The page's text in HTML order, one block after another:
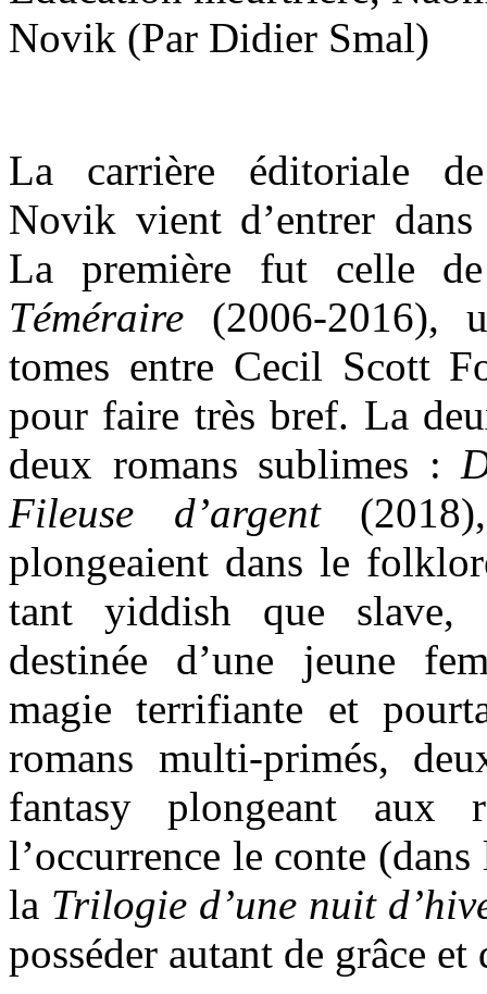
La carrière éditoriale
Novik vient d’entrer
La première fut celle
Téméraire (2006-2016),
tomes entre Cecil Scott
pour faire très bref. La
deux romans sublimes :
Fileuse d’argent
plongeaient dans le
tant yiddish que slave,
destinée d’une jeune
magie terrifiante et
romans multi-primés,
fantasy plongeant aux
l’occurrence le conte
la Trilogie d’une nuit
posséder autant de grâce